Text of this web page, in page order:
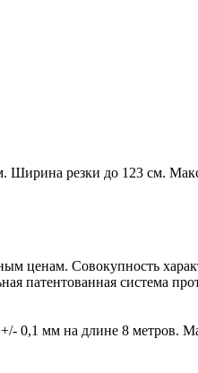
резки до 123 см.
ценам. Совокупность
патентованная система
0,1 мм на длине 8 метров.